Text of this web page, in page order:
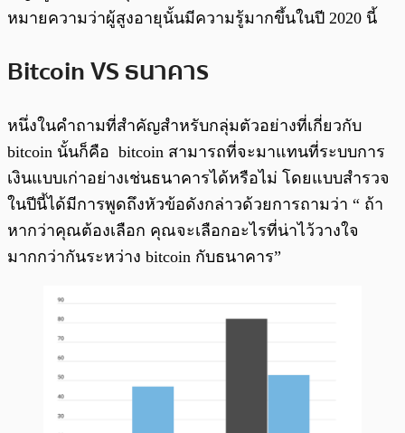
หมายความว่าผู้สูงอายุนั้นมีความรู้มากขึ้นในปี 2020 นี้
Bitcoin VS ธนาคาร
หนึ่งในคำถามที่สำคัญสำหรับกลุ่มตัวอย่างที่เกี่ยวกับ
bitcoin นั้นก็คือ bitcoin สามารถที่จะมาแทนที่ระบบการ
เงินแบบเก่าอย่างเช่นธนาคารได้หรือไม่ โดยแบบสำรวจ
ในปีนี้ได้มีการพูดถึงหัวข้อดังกล่าวด้วยการถามว่า “ ถ้า
หากว่าคุณต้องเลือก คุณจะเลือกอะไรที่น่าไว้วางใจ
มากกว่ากันระหว่าง bitcoin กับธนาคาร”